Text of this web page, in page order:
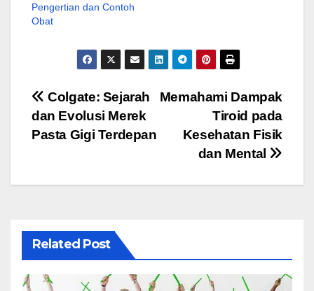
Pengertian dan Contoh
Obat
Navigasi
pos
Memahami Dampak
Tiroid pada
Kesehatan Fisik
dan Mental
Colgate: Sejarah
dan Evolusi Merek
Pasta Gigi Terdepan
Related Post